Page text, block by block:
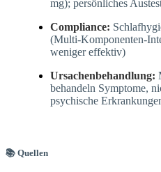
mg); persönliches
Compliance:
(Multi-Komponenten-
weniger effektiv)
Ursachenbehandlung:
behandeln Symptome,
psychische
📚 Quellen